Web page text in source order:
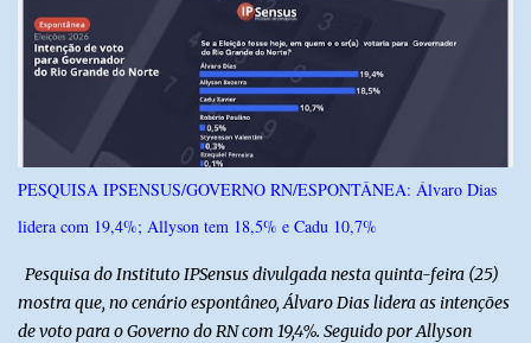
i
o
PESQUISA IPSENSUS/GOVERNO RN/ESPONTÂNEA: Álvaro Dias
lidera com 19,4%; Allyson tem 18,5% e Cadu 10,7%
Pesquisa do Instituto IPSensus divulgada nesta quinta-feira (25)
mostra que, no cenário espontâneo, Álvaro Dias lidera as intenções
de voto para o Governo do RN com 19,4%. Seguido por Allyson